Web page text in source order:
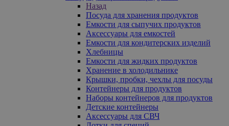
Назад
Посуда для хранения продуктов
Емкости для сыпучих продуктов
Аксессуары для емкостей
Емкости для кондитерских изделий
Хлебницы
Емкости для жидких продуктов
Хранение в холодильнике
Крышки, пробки, чехлы для посуды
Контейнеры для продуктов
Наборы контейнеров для продуктов
Детские контейнеры
Аксессуары для СВЧ